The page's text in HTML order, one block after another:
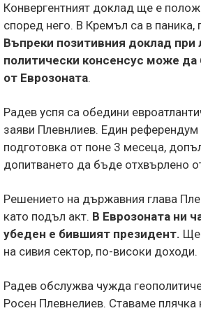
Конвергентният доклад ще е
според него. В Кремъл са в паника,
Въпреки позитивния доклад при
политически консенсус може
от Еврозоната.
Радев успя са обедини
заяви Плевнлиев. Един референдум
подготовка от поне 3 месеца,
допитването да бъде отхвърлено
Решението на държавния глава
като подъл акт. В Еврозоната ни
убеден е бившият президент. Ще
на сивия сектор, по-високи доходи.
Радев обслужва чужда
Росен Плевнелиев. Ставаме плячка